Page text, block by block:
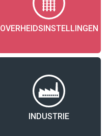
OVERHEIDSINSTELLINGEN
INDUSTRIE